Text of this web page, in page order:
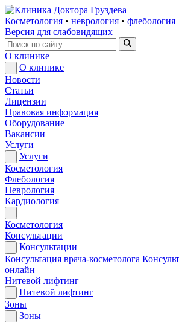
Косметология • неврология • флебология
Версия для слабовидящих
О клинике
О клинике
Новости
Статьи
Лицензии
Правовая информация
Оборудование
Вакансии
Услуги
Услуги
Косметология
Флебология
Неврология
Кардиология
Косметология
Консультации
Консультации
Консультация врача-косметолога
онлайн
Нитевой лифтинг
Нитевой лифтинг
Зоны
Зоны